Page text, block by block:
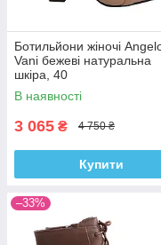
Ботильйони жіночі
Vani бежеві натуральна
шкіра, 40
В наявності
3 065 ₴ 4 750 ₴
Купити
–33%